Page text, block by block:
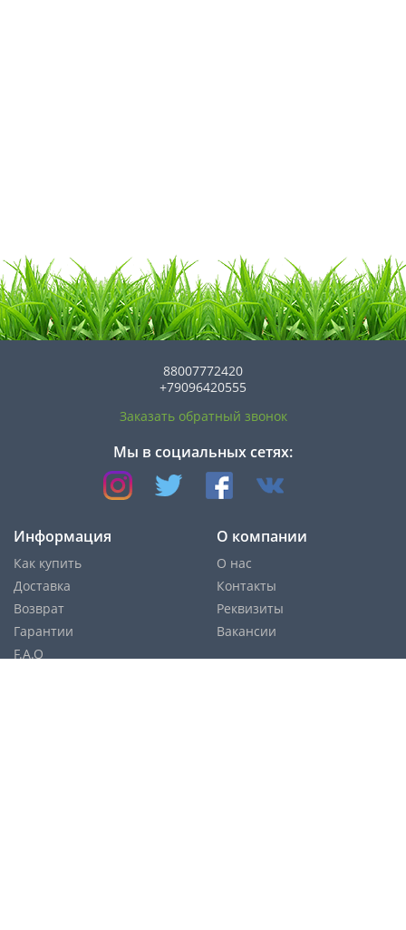
88007772420
+79096420555
Заказать обратный звонок
Мы в социальных сетях:
Информация
Как купить
Доставка
Возврат
Гарантии
F.A.Q
О компании
О нас
Контакты
Реквизиты
Вакансии